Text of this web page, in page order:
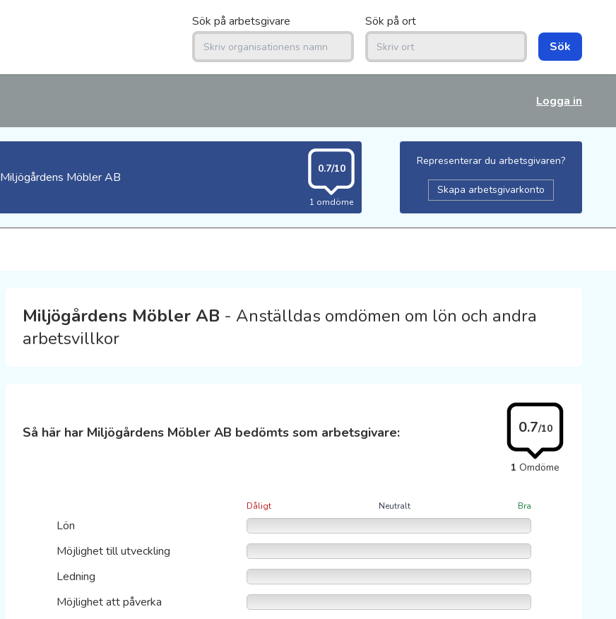
Sök på arbetsgivare
Sök på ort
Sök
Logga in
Miljögårdens Möbler AB
0.7/10
1 omdöme
Representerar du arbetsgivaren?
Skapa arbetsgivarkonto
Miljögårdens Möbler AB - Anställdas omdömen om lön och andra
arbetsvillkor
Så här har Miljögårdens Möbler AB bedömts som arbetsgivare: 0.7/10
1 Omdöme
Dåligt Neutralt Bra
Lön
Möjlighet till utveckling
Ledning
Möjlighet att påverka